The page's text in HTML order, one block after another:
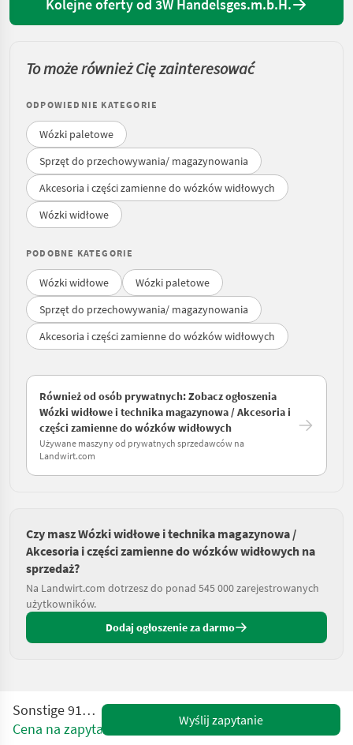
Kolejne oferty od 3W Handelsges.m.b.H.
To może również Cię zainteresować
ODPOWIEDNIE KATEGORIE
Wózki paletowe
Sprzęt do przechowywania/ magazynowania
Akcesoria i części zamienne do wózków widłowych
Wózki widłowe
PODOBNE KATEGORIE
Wózki widłowe
Wózki paletowe
Sprzęt do przechowywania/ magazynowania
Akcesoria i części zamienne do wózków widłowych
Również od osób prywatnych: Zobacz ogłoszenia
Wózki widłowe i technika magazynowa / Akcesoria i
części zamienne do wózków widłowych
Używane maszyny od prywatnych sprzedawców na
Landwirt.com
Czy masz Wózki widłowe i technika magazynowa /
Akcesoria i części zamienne do wózków widłowych na
sprzedaż?
Na Landwirt.com dotrzesz do ponad 545 000 zarejestrowanych
użytkowników.
Dodaj ogłoszenie za darmo
Sonstige 911-ZV 20 S
Cena na zapytanie
Wyślij zapytanie